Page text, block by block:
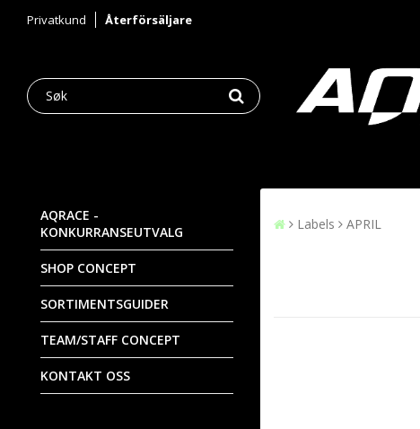
Privatkund Återförsäljare
AQRACE -
KONKURRANSEUTVALG
SHOP CONCEPT
SORTIMENTSGUIDER
TEAM/STAFF CONCEPT
KONTAKT OSS
Labels APRIL